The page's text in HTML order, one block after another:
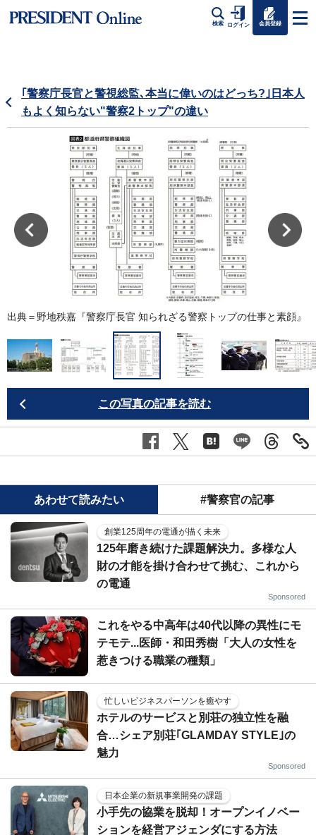
検索 ログイン 会員登録
｢警察庁長官と警視総監､本当に偉いのはどっち?｣日本人
もよく知らない"警察2トップ"の違い
出典＝野地秩嘉『警察庁長官 知られざる警察トップの仕事と素顔』
この写真の記事を読む
あわせて読みたい #警察官の記事
創業125周年の電通が描く未来
125年磨き続けた課題解決力。多様な人
財の才能を掛け合わせて挑む、これから
の電通
Sponsored
これをやる中高年は40代以降の異性にモ
テモテ...医師・和田秀樹「大人の女性を
惹きつける職業の種類」
忙しいビジネスパーソンを癒やす
ホテルのサービスと別荘の独立性を融
合…シェア別荘｢GLAMDAY STYLE｣の
魅力
Sponsored
日本企業の新規事業開発の課題
小手先の協業を脱却！オープンイノベー
ションを経営アジェンダにする方法